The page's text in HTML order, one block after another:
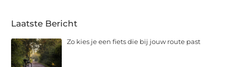
Laatste Bericht
Zo kies je een fiets die bij jouw route past